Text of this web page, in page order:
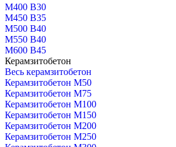
М400 В30
М450 В35
М500 В40
М550 В40
М600 В45
Керамзитобетон
Весь керамзитобетон
Керамзитобетон М50
Керамзитобетон М75
Керамзитобетон М100
Керамзитобетон М150
Керамзитобетон М200
Керамзитобетон М250